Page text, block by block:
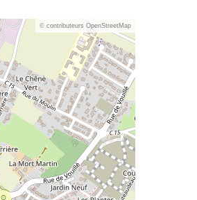
© contributeurs OpenStreetMap